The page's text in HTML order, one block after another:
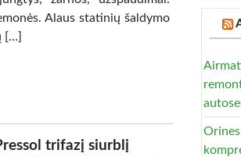
Alaus statinių šaldymo
[…]
trifazį siurblį